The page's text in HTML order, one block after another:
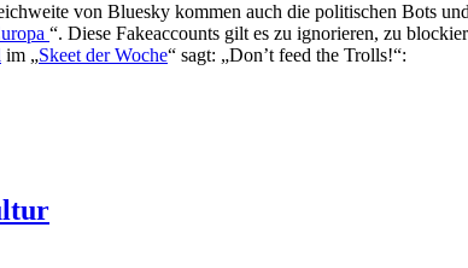
von Bluesky kommen auch die politischen Bots
“. Diese Fakeaccounts gilt es zu ignorieren, zu
im „Skeet der Woche“ sagt: „Don’t feed the Trolls!“: